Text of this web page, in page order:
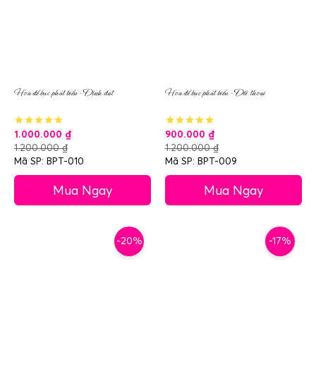
Hoa để bục phát biểu – Định đạt
1.000.000 ₫
1.200.000₫
Mã SP: BPT-010
Mua Ngay
Hoa để bục phát biểu – Đối thoại
900.000 ₫
1.200.000₫
Mã SP: BPT-009
Mua Ngay
-20% -17%